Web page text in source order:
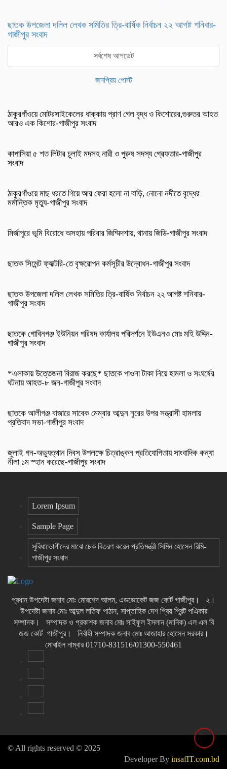
ছাতক উপজেলা দলিল লেখক সমিতির ত্রি-বার্ষিক নির্বাচন ২২ আগষ্ট শনিবার-
গাজীপুর সংবাদ
সর্বশেষ আপডেট
জনপ্রিয় পোস্ট
ঠাকুরগাঁওয়ে মোটরসাইকেলের ধাক্কায় প্রাণ গেল বৃদ্ধ ও কিশোরের,গুরুতর আহত
আরও এক কিশোর-গাজীপুর সংবাদ
কাপাসিয়া ৫ শত লিটার চুলাই মদসহ নারী ও পুরুষ সদস্য গ্রেফতার-গাজীপুর
সংবাদ
ঠাকুরগাঁওয়ে মাছ ধরতে গিয়ে আর ফেরা হলো না বাড়ি, নোনো নদীতে বৃদ্ধের
মর্মান্তিক মৃত্যু-গাজীপুর সংবাদ
মির্জাপুরে ভূমি বিরোধে অসহায় পরিবার জিম্মিদশায়, থানায় জিডি-গাজীপুর সংবাদ
ছাতক সিমেন্ট ফ্যাক্টরি-তে বৃক্ষরোপন কর্মসূচীর উদ্বোধন-গাজীপুর সংবাদ
ছাতক উপজেলা দলিল লেখক সমিতির ত্রি-বার্ষিক নির্বাচন ২২ আগষ্ট শনিবার-
গাজীপুর সংবাদ
ছাতকে গোবিনগঞ্জ ইউনিয়ন পরিষদ কার্যালয় পরিদর্শনে ইউএনও মোঃ মহি উদ্দিন-
গাজীপুর সংবাদ
*এলাকায় উত্তেজনা বিরাজ করছে* ছাতকে পাওনা টাকা নিয়ে হামলা ও সংঘর্ষের
ঘটনায় আহত-৮ জন-গাজীপুর সংবাদ
ছাতকে আলীগঞ্জ বাজারে সাবেক মেম্বার আব্দুন নুরের উপর সন্ত্রাসী হামলায়
প্রতিবাদ সভা-গাজীপুর সংবাদ
জুলাই গন-অভ্যুত্থান দিবস উপলক্ষে চিত্রাঙ্কন প্রতিযোগিতায় সাংবাদিক কন্যা
নীলা ১ম স্হান করেছে-গাজীপুর সংবাদ
Lorem Ipsum
Sample Page
সুবিধাভোগীদের মাঝে চেক বিতরণ করেন প্রতিমন্ত্রী সিমিন হোসেন রিমি-
গাজীপুর সংবাদ
প্রধান উপদেষ্টা জনাব মোঃ মোরশেদ আলম, এডভোকেট জজ কোর্ট গাজীপুর। ২।
উপদেষ্টা জনাব মোঃ আব্দুল লতিফ পাঠান, সাপ্তাহিক দেশ প্রিয় প্রিন্ট পএিকার
সম্পাদক। সম্পাদক ও প্রকাশক জনাব মোঃ সাইফুল ইসলান (মানিক) এল এল বি
জজ কোর্ট গাজীপুর। নির্বাহী সম্পাদক জনাব মোঃ আজাহার হোসেন সরকার।
মোবাইল নাম্বার 01710-831516/01300-550461
© All rights reserved © 2025
Developer By insafIT.com.bd